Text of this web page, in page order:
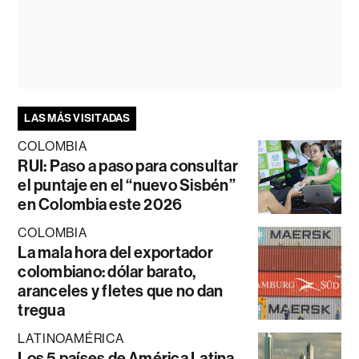
LAS MÁS VISITADAS
COLOMBIA
RUI: Paso a paso para consultar
el puntaje en el “nuevo Sisbén”
en Colombia este 2026
COLOMBIA
La mala hora del exportador
colombiano: dólar barato,
aranceles y fletes que no dan
tregua
LATINOAMÉRICA